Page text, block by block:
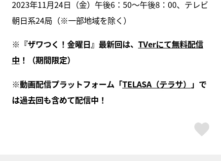
2023年11月24日（金）午後6：50～午後8：00、テレビ
朝日系24局（※一部地域を除く）
※『ザワつく！金曜日』最新回は、 TVerにて無料配信
中 ！（期間限定）
※動画配信プラットフォーム「TELASA（テラサ） 」で
は過去回も含めて配信中！